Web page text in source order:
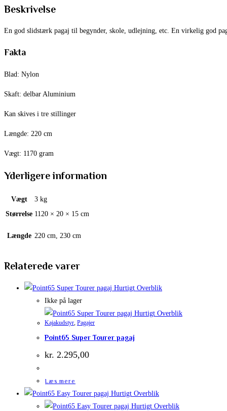
Beskrivelse
En god slidstærk pagaj til begynder, skole, udlejning, etc. En virkelig god
Fakta
Blad: Nylon
Skaft: delbar Aluminium
Kan skives i tre stillinger
Længde: 220 cm
Vægt: 1170 gram
Yderligere information
Vægt
3 kg
Størrelse 1120 × 20 × 15 cm
Længde 220 cm, 230 cm
Relaterede varer
Hurtigt Overblik
Ikke på lager
Hurtigt Overblik
Kajakudstyr Pagajer
Point65 Super Tourer pagaj
kr. 2.295,00
Læs mere
Hurtigt Overblik
Hurtigt Overblik